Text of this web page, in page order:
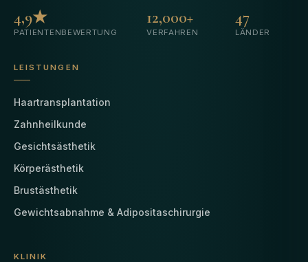
4,9★
PATIENTENBEWERTUNG
12,000+
VERFAHREN
47
LÄNDER
LEISTUNGEN
Haartransplantation
Zahnheilkunde
Gesichtsästhetik
Körperästhetik
Brustästhetik
Gewichtsabnahme & Adipositaschirurgie
KLINIK